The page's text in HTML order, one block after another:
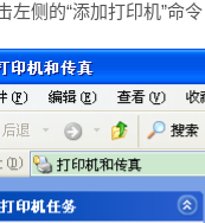
侧的“添加打印机”命令